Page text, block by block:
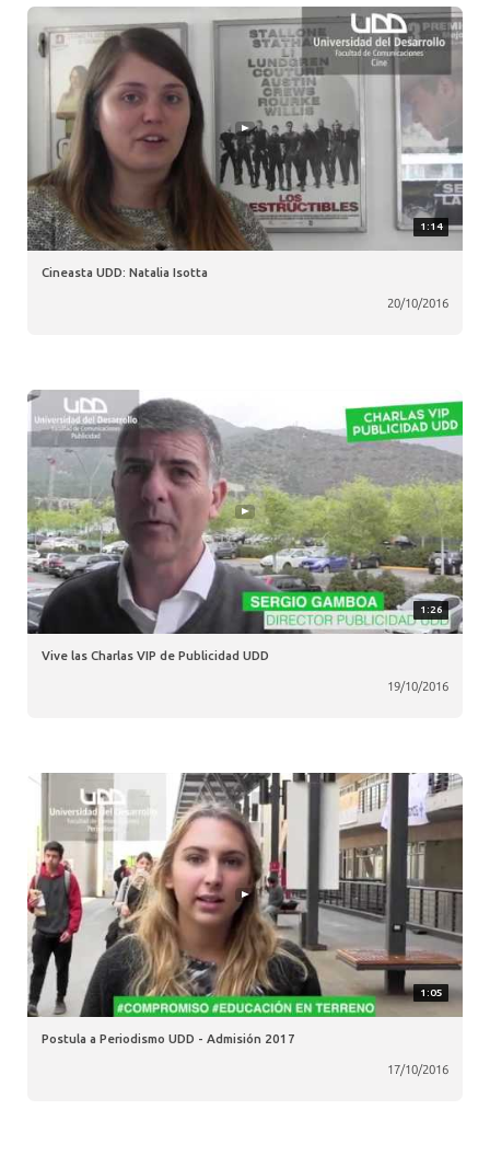
1:14
Cineasta UDD: Natalia Isotta
20/10/2016
1:26
Vive las Charlas VIP de Publicidad UDD
19/10/2016
1:05
Postula a Periodismo UDD - Admisión 2017
17/10/2016